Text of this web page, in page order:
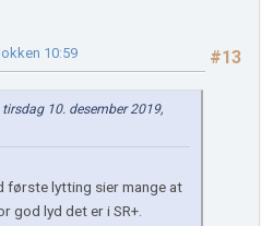
#13
10:59
10. desember 2019,
første lytting sier mange at
god lyd det er i SR+.